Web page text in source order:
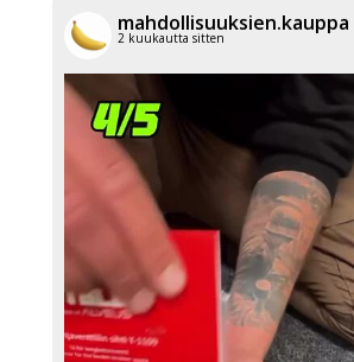
mahdollisuuksien.kauppa
2 kuukautta sitten